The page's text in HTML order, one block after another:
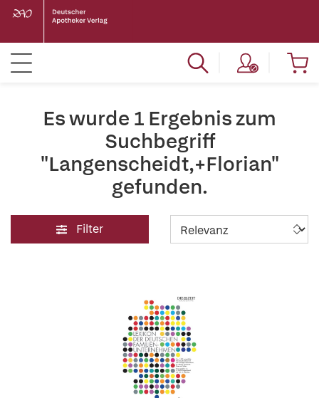
Es wurde 1 Ergebnis zum
Suchbegriff
"Langenscheidt,+Florian"
gefunden.
Filter